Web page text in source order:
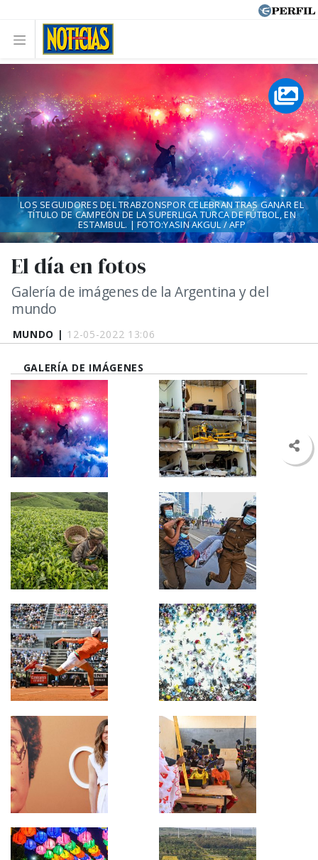
MUNDO | 12-05-2022 13:06
El día en fotos
Galería de imágenes de la Argentina y del
mundo
LOS SEGUIDORES DEL TRABZONSPOR CELEBRAN TRAS GANAR EL
TÍTULO DE CAMPEÓN DE LA SUPERLIGA TURCA DE FÚTBOL, EN
ESTAMBUL. | FOTO:YASIN AKGUL / AFP
GALERÍA DE IMÁGENES